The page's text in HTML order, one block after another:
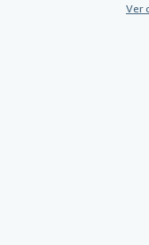
Ver